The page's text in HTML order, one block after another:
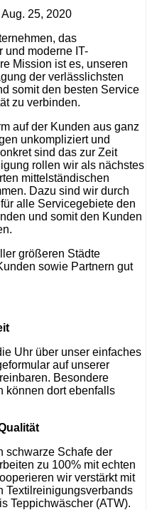
Aug. 25, 2020
das
und moderne IT-
Mission ist es, unseren
der verlässlichsten
somit den besten Service
zu verbinden.
auf der Kunden aus ganz
unkompliziert und
sind das zur Zeit
rollen wir als nächstes
mittelständischen
Dazu sind wir durch
alle Servicegebiete den
und somit den Kunden
größeren Städte
sowie Partnern gut
Uhr über unser einfaches
auf unserer
Besondere
können dort ebenfalls
schwarze Schafe der
zu 100% mit echten
wir verstärkt mit
Textilreinigungsverbands
Teppichwäscher (ATW).